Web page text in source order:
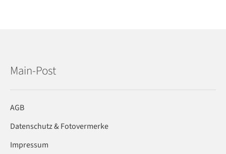
Main-Post
AGB
Datenschutz & Fotovermerke
Impressum